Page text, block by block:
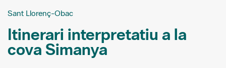
cova Simanya
Passejades guiades | Visites guiades | Itineraris guiats |
Educació ambiental